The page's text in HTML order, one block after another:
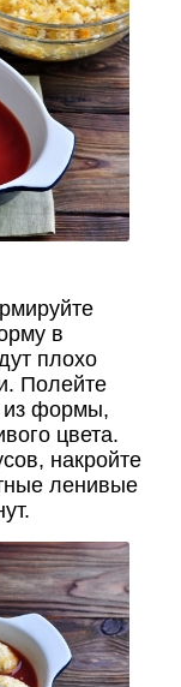
в
плохо
Полейте
из формы,
цвета.
накройте
ленивые